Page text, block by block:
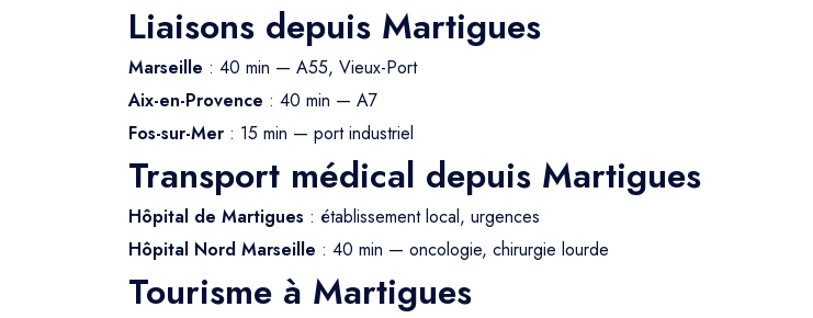
Liaisons depuis Martigues
Marseille : 40 min — A55, Vieux-Port
Aix-en-Provence : 40 min — A7
Fos-sur-Mer : 15 min — port industriel
Transport médical depuis Martigues
Hôpital de Martigues : établissement local, urgences
Hôpital Nord Marseille : 40 min — oncologie, chirurgie lourde
Tourisme à Martigues